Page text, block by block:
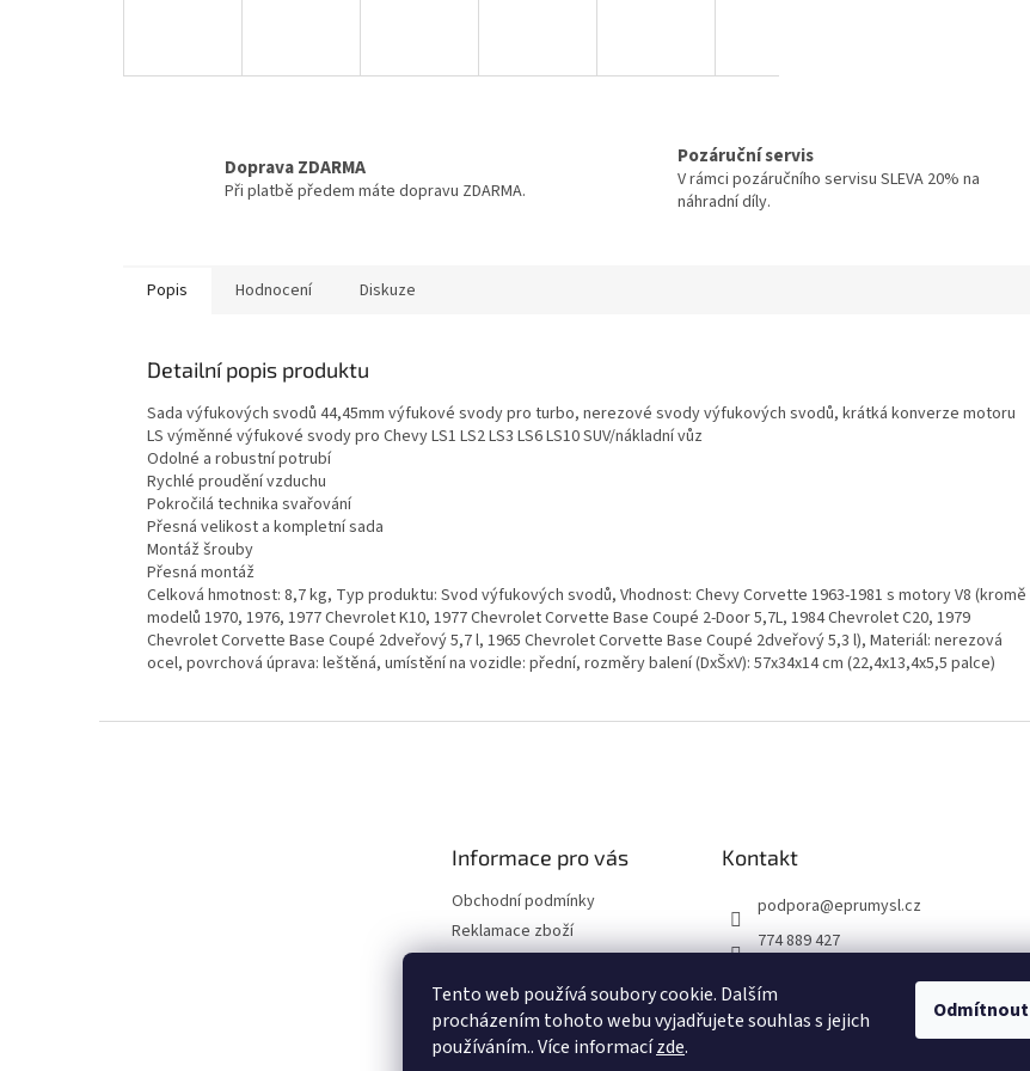
Tento web používá soubory cookie. Dalším
procházením tohoto webu vyjadřujete souhlas s jejich
používáním.. Více informacízde.
Odmítnout
Doprava ZDARMA
Při platbě předem máte dopravu ZDARMA.
Pozáruční servis
V rámci pozáručního servisu SLEVA 20% na
náhradní díly.
Popis Hodnocení Diskuze
Detailní popis produktu
Sada výfukových svodů 44,45mm výfukové svody pro turbo, nerezové svody výfukových svodů, krátká konverze motoru
LS výměnné výfukové svody pro Chevy LS1 LS2 LS3 LS6 LS10 SUV/nákladní vůz
Odolné a robustní potrubí
Rychlé proudění vzduchu
Pokročilá technika svařování
Přesná velikost a kompletní sada
Montáž šrouby
Přesná montáž
Celková hmotnost: 8,7 kg, Typ produktu: Svod výfukových svodů, Vhodnost: Chevy Corvette 1963-1981 s motory V8 (kromě
modelů 1970, 1976, 1977 Chevrolet K10, 1977 Chevrolet Corvette Base Coupé 2-Door 5,7L, 1984 Chevrolet C20, 1979
Chevrolet Corvette Base Coupé 2dveřový 5,7 l, 1965 Chevrolet Corvette Base Coupé 2dveřový 5,3 l), Materiál: nerezová
ocel, povrchová úprava: leštěná, umístění na vozidle: přední, rozměry balení (DxŠxV): 57x34x14 cm (22,4x13,4x5,5 palce)
Informace pro vás
Obchodní podmínky
Reklamace zboží
Kontakty
Moje objednávka
Kontakt
podpora@eprumysl.cz
774 889 427